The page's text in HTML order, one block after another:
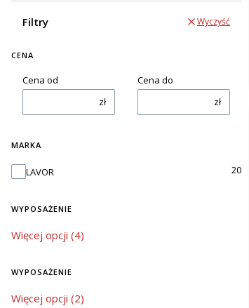
Filtry Wyczyść
CENA
Cena od
zł
Cena do
zł
MARKA
Marka
LAVOR 20
WYPOSAŻENIE
wyposażenie
Więcej opcji (4)
WYPOSAŻENIE
wyposażenie
Więcej opcji (2)